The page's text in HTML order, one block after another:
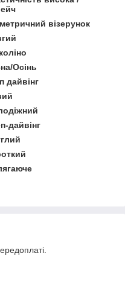
візерунок
Осінь
дайвінг
дайвінг